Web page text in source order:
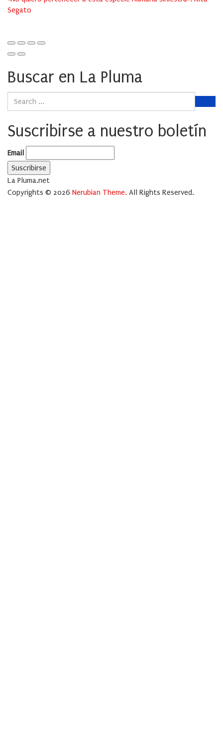
Segato
Buscar en La Pluma
Suscribirse a nuestro boletín
Email
La Pluma.net
Copyrights © 2026 Nerubian Theme. All Rights Reserved.